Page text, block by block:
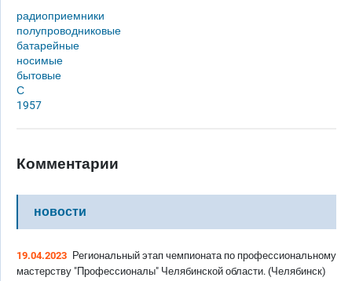
радиоприемники
полупроводниковые
батарейные
носимые
бытовые
С
1957
Комментарии
новости
19.04.2023 Региональный этап чемпионата по профессиональному
мастерству "Профессионалы" Челябинской области. (Челябинск)